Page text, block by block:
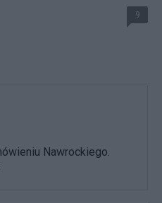
9
Nawrockiego.